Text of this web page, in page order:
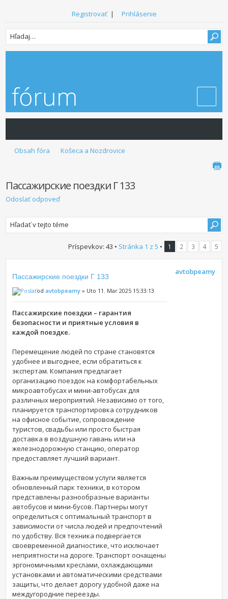
Registrovať| Prihlásenie
Obsah fóra Košeca a Nozdrovice
Пассажирские поездки Г 133
Odoslať odpoveď
Príspevkov: 43 • Stránka 1 z 5 • 1 2 3 4 5
Пассажирские поездки Г 133
odavtobpeamy » Uto 11. Mar 2025 15:33:13
Пассажирские поездки – гарантия
безопасности и приятные условия в
каждой поездке.
Перемещение людей по стране становятся
удобнее и выгоднее, если обратиться к
экспертам. Компания предлагает
организацию поездок на комфортабельных
микроавтобусах и мини-автобусах для
различных мероприятий. Независимо от того,
планируется транспортировка сотрудников
на офисное событие, сопровождение
туристов, свадьбы или просто быстрая
доставка в воздушную гавань или на
железнодорожную станцию, оператор
предоставляет лучший вариант.
Важным преимуществом услуги является
обновленный парк техники, в котором
представлены разнообразные варианты
автобусов и мини-бусов. Партнеры могут
определиться с оптимальный транспорт в
зависимости от числа людей и предпочтений
по удобству. Вся техника подвергается
своевременной диагностике, что исключает
неприятности на дороге. Транспорт оснащены
эргономичными креслами, охлаждающими
установками и автоматическими средствами
защиты, что делает дорогу удобной даже на
междугородние переезды.
avtobpeamy